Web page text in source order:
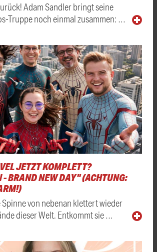
Adam Sandler bringt seine
Truppe noch einmal zusammen: …
JETZT KOMPLETT?
BRAND NEW DAY" (ACHTUNG:
von nebenan klettert wieder
dieser Welt. Entkommt sie …